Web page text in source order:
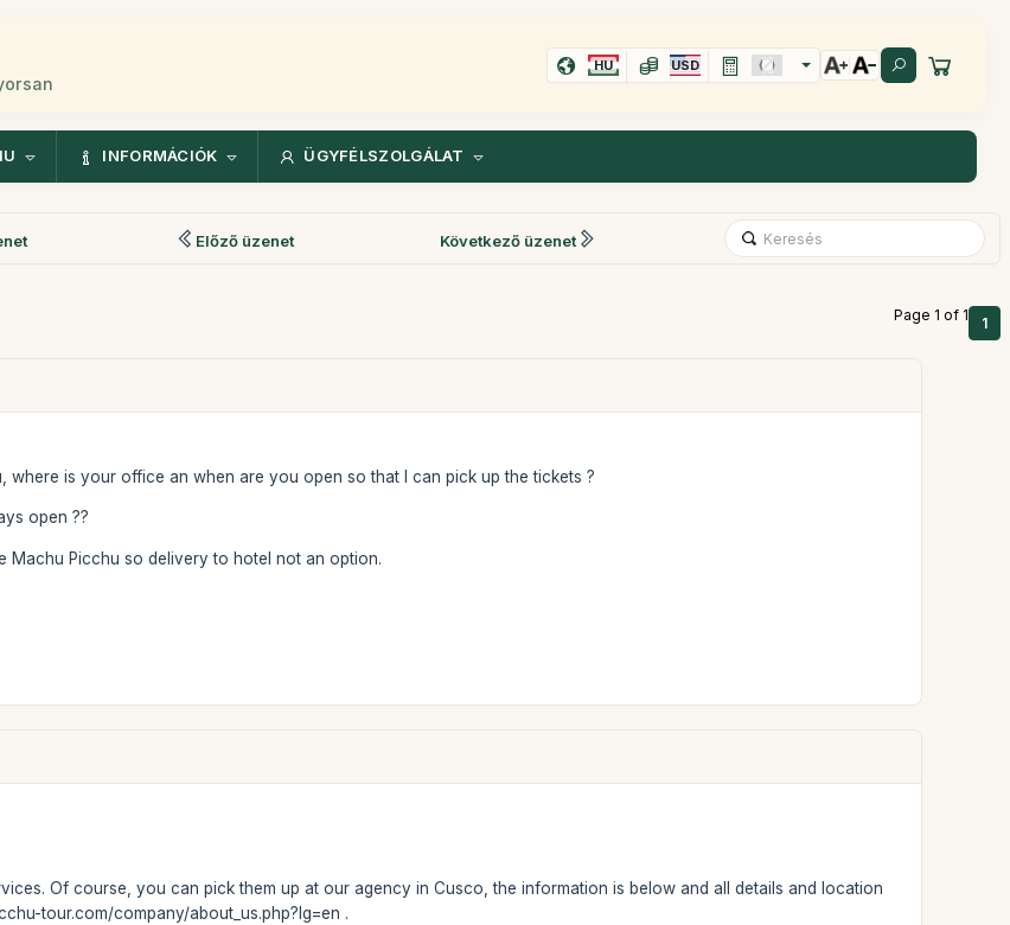
HU USD
INFORMÁCIÓK ÜGYFÉLSZOLGÁLAT
Előző üzenet Következő üzenet
Page 1 of 1 1
where is your office an when are you open so that I can pick up the tickets ?
open ??
Machu Picchu so delivery to hotel not an option.
Of course, you can pick them up at our agency in Cusco, the information is below and all details and location
tour.com/company/about_us.php?lg=en .